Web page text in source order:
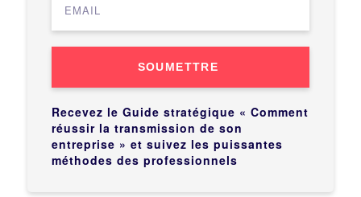
SOUMETTRE
Recevez le Guide stratégique « Comment
réussir la transmission de son
entreprise » et suivez les puissantes
méthodes des professionnels